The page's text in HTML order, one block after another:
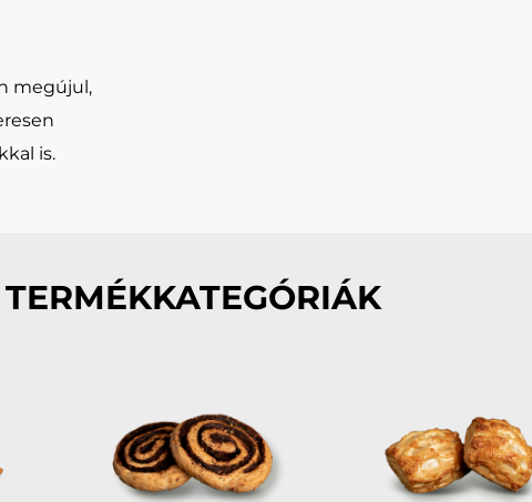
megújul,
is.
TERMÉKKATEGÓRIÁK